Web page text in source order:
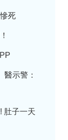
死
示警：
肚子一天